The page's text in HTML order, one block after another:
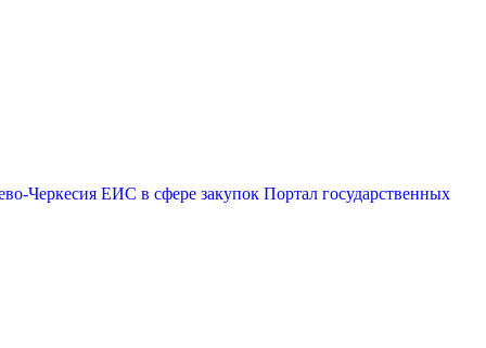
Черкесия ЕИС в сфере закупок Портал государственных